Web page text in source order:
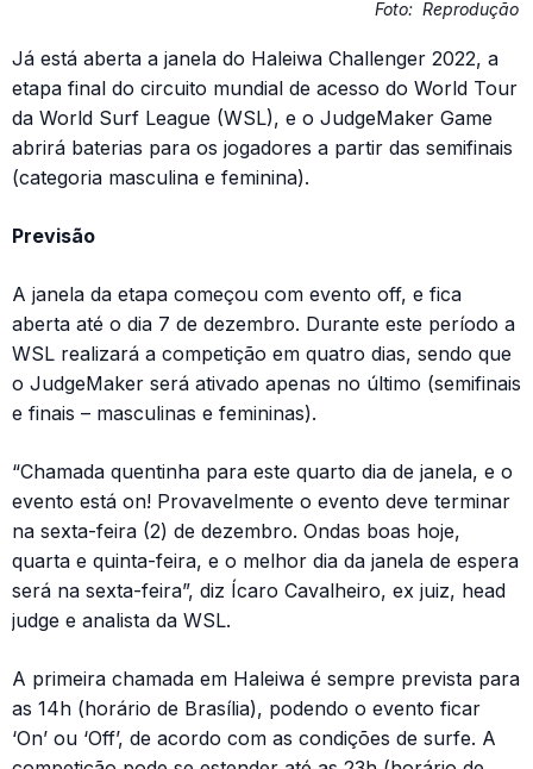
Foto: Reprodução
Já está aberta a janela do Haleiwa Challenger 2022, a
etapa final do circuito mundial de acesso do World Tour
da World Surf League (WSL), e o JudgeMaker Game
abrirá baterias para os jogadores a partir das semifinais
(categoria masculina e feminina).
Previsão
A janela da etapa começou com evento off, e fica
aberta até o dia 7 de dezembro. Durante este período a
WSL realizará a competição em quatro dias, sendo que
o JudgeMaker será ativado apenas no último (semifinais
e finais – masculinas e femininas).
“Chamada quentinha para este quarto dia de janela, e o
evento está on! Provavelmente o evento deve terminar
na sexta-feira (2) de dezembro. Ondas boas hoje,
quarta e quinta-feira, e o melhor dia da janela de espera
será na sexta-feira”, diz Ícaro Cavalheiro, ex juiz, head
judge e analista da WSL.
A primeira chamada em Haleiwa é sempre prevista para
as 14h (horário de Brasília), podendo o evento ficar
‘On’ ou ‘Off’, de acordo com as condições de surfe. A